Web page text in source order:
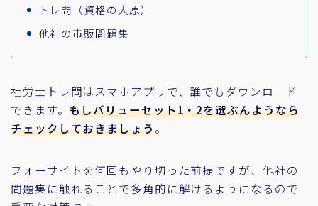
トレ問（資格の大原）
他社の市販問題集
社労士トレ問はスマホアプリで、誰でもダウンロード
できます。 もしバリューセット1・2を選ぶんようなら
チェックしておきましょう。
フォーサイトを何回もやり切った前提ですが、他社の
問題集に触れることで多角的に解けるようになるので